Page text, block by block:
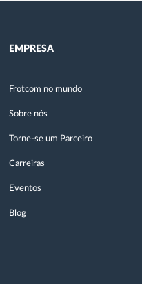
EMPRESA
Frotcom no mundo
Sobre nós
Torne-se um Parceiro
Carreiras
Eventos
Blog